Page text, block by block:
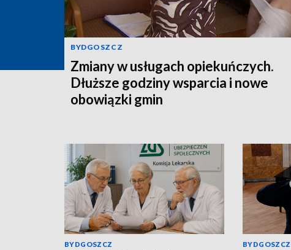
BYDGOSZCZ
Zmiany w usługach opiekuńczych.
Dłuższe godziny wsparcia i nowe
obowiązki gmin
BYDGOSZCZ BYDGOSZCZ